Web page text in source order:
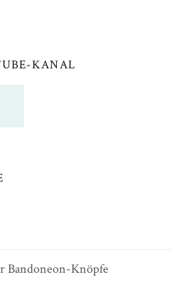
KANAL
Bandoneon-Knöpfe